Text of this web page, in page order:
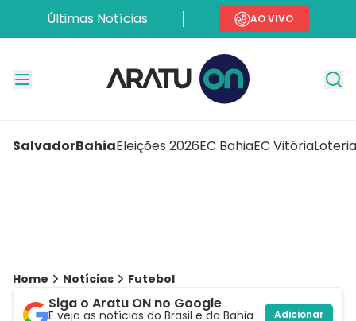
Últimas Notícias AO VIVO
SalvadorBahiaEleições 2026EC BahiaEC Vitória
Home Notícias Futebol
Siga o Aratu ON no Google
E veja as notícias do Brasil e da Bahia Adicionar